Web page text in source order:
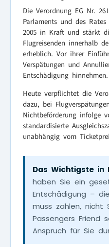
Die Verordnung EG Nr.
Parlaments und des
2005 in Kraft und stärkt
Flugreisenden innerhalb
erheblich. Vor ihrer
Verspätungen und
Entschädigung hinnehmen.
Heute verpflichtet die
dazu, bei
Nichtbeförderung infolge
standardisierte
unabhängig vom
Das Wichtigste in
haben Sie ein
Entschädigung –
muss zahlen, nicht
Passengers Friend
Anspruch für Sie